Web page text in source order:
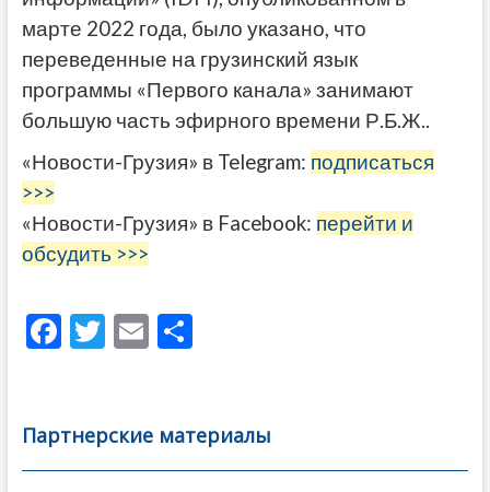
марте 2022 года, было указано, что
переведенные на грузинский язык
программы «Первого канала» занимают
большую часть эфирного времени Р.Б.Ж..
«Новости-Грузия» в Telegram: подписаться
>>>
«Новости-Грузия» в Facebook: перейти и
обсудить >>>
F
b
o
T
er
E
l
О
а
в
Партнерские материалы